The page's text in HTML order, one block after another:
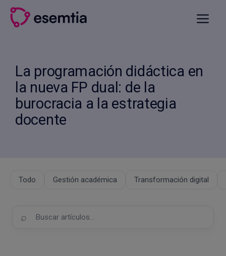
Saltar
La programación didáctica en
la nueva FP dual: de la
burocracia a la estrategia
docente
Todo Gestión académica Transformación digital